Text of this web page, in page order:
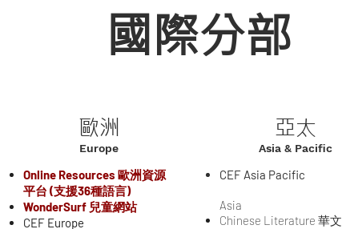
國際分部
​歐洲
Europe
Online Resources 歐洲資源
平台 (支援36種語言)
WonderSurf 兒童網站
CEF Europe
​亞太
Asia & Pacific
CEF Asia Pacific
Asia
Chinese Literature 華文